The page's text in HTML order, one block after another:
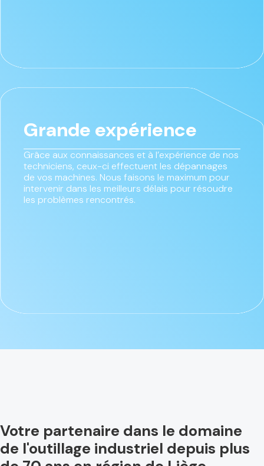
Grande expérience
Grâce aux connaissances et à l’expérience de nos
techniciens, ceux-ci effectuent les dépannages
de vos machines. Nous faisons le maximum pour
intervenir dans les meilleurs délais pour résoudre
les problèmes rencontrés.
Votre partenaire dans le domaine
de l'outillage industriel depuis plus